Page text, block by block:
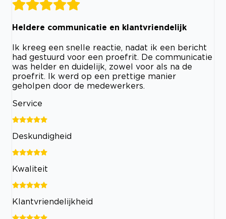
Heldere communicatie en klantvriendelijk
Ik kreeg een snelle reactie, nadat ik een bericht
had gestuurd voor een proefrit. De communicatie
was helder en duidelijk, zowel voor als na de
proefrit. Ik werd op een prettige manier
geholpen door de medewerkers.
Service
Deskundigheid
Kwaliteit
Klantvriendelijkheid